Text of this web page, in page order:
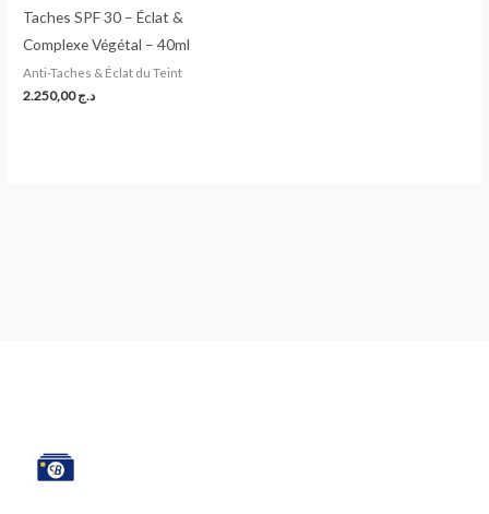
Taches SPF 30 – Éclat &
Complexe Végétal – 40ml
Anti-Taches & Éclat du Teint
د.ج2.250,00